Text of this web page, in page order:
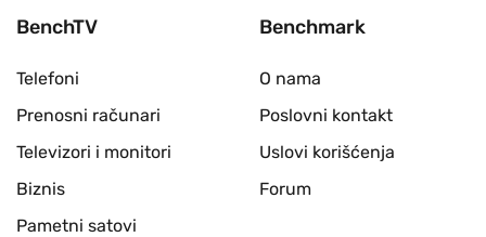
BenchTV
Telefoni
Prenosni računari
Televizori i monitori
Biznis
Pametni satovi
Benchmark
O nama
Poslovni kontakt
Uslovi korišćenja
Forum